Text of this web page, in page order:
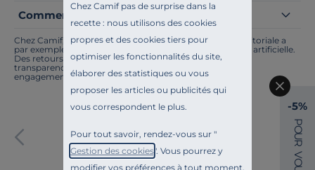
Chez Camif pas de surprise dans la
recette : nous utilisons des cookies
propres et des cookies tiers pour
optimiser les fonctionnalités du site,
élaborer des statistiques ou vous
proposer les articles ou publicités qui
vous correspondent le plus.
Pour tout savoir, rendez-vous sur "
Gestion des cookies". Vous pourrez y
modifier vos préférences à tout moment.
Comment désinfecter sa literie ?
Chez Camif, on innove en permanence. Notre équipe éditoriale a
par exemple généré cette page à l'aide d'une intelligence artificielle.
Des retours ? Nous sommes à l'écoute. Tout comme la
transparence, l'amélioration continue fait partie de nos
engagements.
Paiement sécurisé
-5%
P
O
U
R
V
O